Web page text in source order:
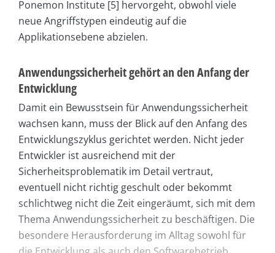
Ponemon Institute [5] hervorgeht, obwohl viele
neue Angriffstypen eindeutig auf die
Applikationsebene abzielen.
Anwendungssicherheit gehört an den Anfang der
Entwicklung
Damit ein Bewusstsein für Anwendungssicherheit
wachsen kann, muss der Blick auf den Anfang des
Entwicklungszyklus gerichtet werden. Nicht jeder
Entwickler ist ausreichend mit der
Sicherheitsproblematik im Detail vertraut,
eventuell nicht richtig geschult oder bekommt
schlichtweg nicht die Zeit eingeräumt, sich mit dem
Thema Anwendungssicherheit zu beschäftigen. Die
besondere Herausforderung im Alltag sowohl für